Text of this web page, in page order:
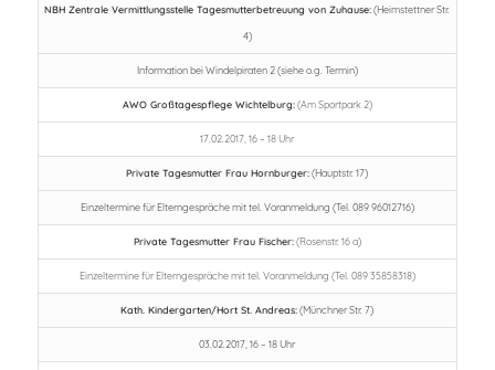
NBH Zentrale Vermittlungsstelle Tagesmutterbetreuung von Zuhause:(Heimstettner Str.
4)
Information bei Windelpiraten 2 (siehe o.g. Termin)
AWO Großtagespflege Wichtelburg:(Am Sportpark 2)
17.02.2017, 16 – 18 Uhr
Private Tagesmutter Frau Hornburger:(Hauptstr. 17)
Einzeltermine für Elterngespräche mit tel. Voranmeldung (Tel. 089 96012716)
Private Tagesmutter Frau Fischer:(Rosenstr. 16 a)
Einzeltermine für Elterngespräche mit tel. Voranmeldung (Tel. 089 35858318)
Kath. Kindergarten/Hort St. Andreas:(Münchner Str. 7)
03.02.2017, 16 – 18 Uhr